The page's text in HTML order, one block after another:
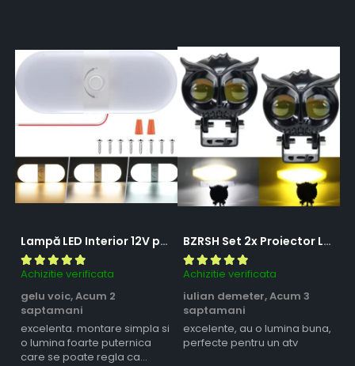
Lampă LED Interior 12V pentru Dubă, Camper și Rulotă - 180LED, 33 cm, 3 Temperaturii de Culoare, Intensitate Reglabilă, Iluminare Compartiment Marfă
Achizitie verificata
gelu voic,Acum 2
saptamani
excelenta. montare simpla si
o lumina foarte puternica
care se poate regla ca
BZRSH Set 2x Proiector LED Bufnita 50W Lupa 2 Faze Alb-Galben 12-24V Moto ATV
Achizitie verificata
iulian demeter,Acum 3
saptamani
excelente, au o lumina buna,
perfecte pentru un atv